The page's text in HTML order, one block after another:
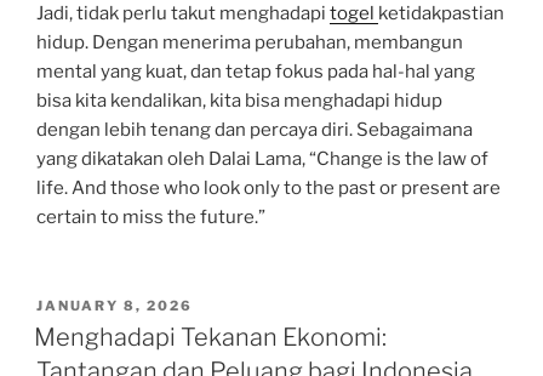
Jadi, tidak perlu takut menghadapi togel ketidakpastian
hidup. Dengan menerima perubahan, membangun
mental yang kuat, dan tetap fokus pada hal-hal yang
bisa kita kendalikan, kita bisa menghadapi hidup
dengan lebih tenang dan percaya diri. Sebagaimana
yang dikatakan oleh Dalai Lama, “Change is the law of
life. And those who look only to the past or present are
certain to miss the future.”
POSTED
ON
JANUARY 8, 2026
Menghadapi Tekanan Ekonomi: